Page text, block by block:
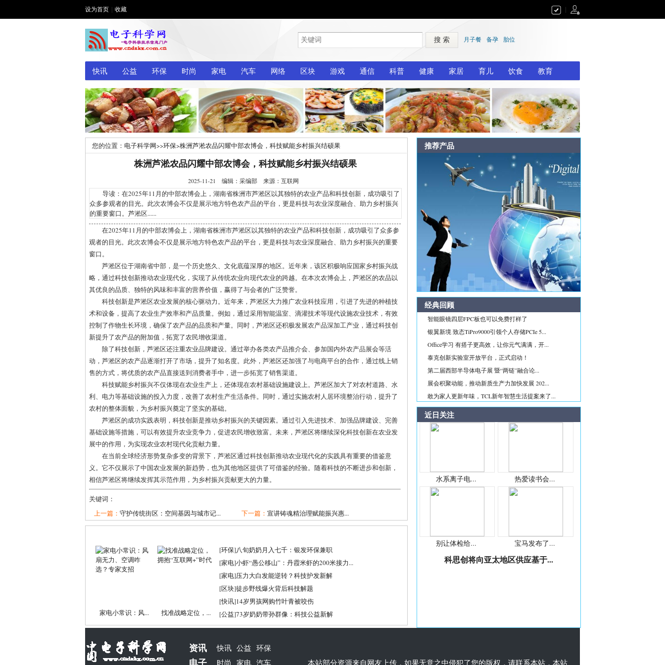
设为首页 收藏
搜 索 月子餐 备孕 胎位
快讯 公益 环保 时尚 家电 汽车 网络 区块 游戏 通信 科普 健康 家居 育儿 饮食 教育
您的位置： 电子科学网>>环保>株洲芦淞农品闪耀中部农博会，科技赋能乡村振兴结硕果
株洲芦淞农品闪耀中部农博会，科技赋能乡村振兴结硕果
2025-11-21 编辑：采编部 来源：互联网
导读：在2025年11月的中部农博会上，湖南省株洲市芦淞区以其独特的农业产品和科技创新，成功吸引了
众多参观者的目光。此次农博会不仅是展示地方特色农产品的平台，更是科技与农业深度融合、助力乡村振兴
的重要窗口。芦淞区......
在2025年11月的中部农博会上，湖南省株洲市芦淞区以其独特的农业产品和科技创新，成功吸引了众多参
观者的目光。此次农博会不仅是展示地方特色农产品的平台，更是科技与农业深度融合、助力乡村振兴的重要
窗口。
芦淞区位于湖南省中部，是一个历史悠久、文化底蕴深厚的地区。近年来，该区积极响应国家乡村振兴战
略，通过科技创新推动农业现代化，实现了从传统农业向现代农业的跨越。在本次农博会上，芦淞区的农品以
其优良的品质、独特的风味和丰富的营养价值，赢得了与会者的广泛赞誉。
科技创新是芦淞区农业发展的核心驱动力。近年来，芦淞区大力推广农业科技应用，引进了先进的种植技
术和设备，提高了农业生产效率和产品质量。例如，通过采用智能温室、滴灌技术等现代设施农业技术，有效
控制了作物生长环境，确保了农产品的品质和产量。同时，芦淞区还积极发展农产品深加工产业，通过科技创
新提升了农产品的附加值，拓宽了农民增收渠道。
除了科技创新，芦淞区还注重农业品牌建设。通过举办各类农产品推介会、参加国内外农产品展会等活
动，芦淞区的农产品逐渐打开了市场，提升了知名度。此外，芦淞区还加强了与电商平台的合作，通过线上销
售的方式，将优质的农产品直接送到消费者手中，进一步拓宽了销售渠道。
科技赋能乡村振兴不仅体现在农业生产上，还体现在农村基础设施建设上。芦淞区加大了对农村道路、水
利、电力等基础设施的投入力度，改善了农村生产生活条件。同时，通过实施农村人居环境整治行动，提升了
农村的整体面貌，为乡村振兴奠定了坚实的基础。
芦淞区的成功实践表明，科技创新是推动乡村振兴的关键因素。通过引入先进技术、加强品牌建设、完善
基础设施等措施，可以有效提升农业竞争力，促进农民增收致富。未来，芦淞区将继续深化科技创新在农业发
展中的作用，为实现农业农村现代化贡献力量。
在当前全球经济形势复杂多变的背景下，芦淞区通过科技创新推动农业现代化的实践具有重要的借鉴意
义。它不仅展示了中国农业发展的新趋势，也为其他地区提供了可借鉴的经验。随着科技的不断进步和创新，
相信芦淞区将继续发挥其示范作用，为乡村振兴贡献更大的力量。
关键词：
上一篇： 守护传统街区：空间基因与城市记... 下一篇： ​宣讲铸魂精治理赋能振兴惠...
家电小常识：风... 找准战略定位，...
[环保]八旬奶奶月入七千：银发环保兼职
[家电]小虾“愚公移山”：丹霞米虾的200米接力...
[家电]压力大白发能逆转？科技护发新解
[区块]徒步野线爆火背后科技解题
[快讯]14岁男孩网购竹叶青被咬伤
[公益]73岁奶奶带孙群像：科技公益新解
推荐产品
经典回顾
智能眼镜四层FPC板也可以免费打样了
银翼新境 致态TiPro9000引领个人存储PCIe 5...
Office学习 有搭子更高效，让你元气满满，开...
泰克创新实验室开放平台，正式启动！
第二届西部半导体电子展 暨“两链”融合论...
展会积聚动能，推动新质生产力加快发展 202...
敢为家人更新年味，TCL新年智慧生活提案来了...
近日关注
水系离子电... 热爱读书会...
别让体检给... 宝马发布了...
科思创将向亚太地区供应基于...
资讯 快讯 公益 环保
时尚 家电 汽车 本站部分资源来自网友上传，如果无意之中侵犯了您的版权，请联系本站，本站